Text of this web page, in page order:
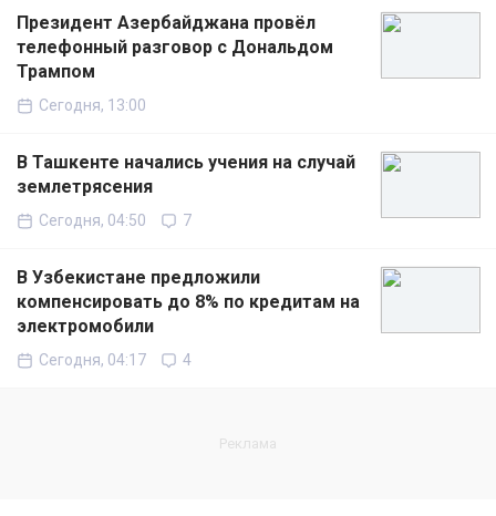
Президент Азербайджана провёл
телефонный разговор с Дональдом
Трампом
Сегодня, 13:00
В Ташкенте начались учения на случай
землетрясения
Сегодня, 04:50 7
В Узбекистане предложили
компенсировать до 8% по кредитам на
электромобили
Сегодня, 04:17 4